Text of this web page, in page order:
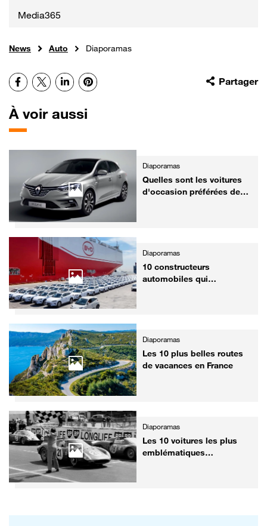
Media365
News Auto Diaporamas
Partager
Facebook
X LinkedInPinterest
À voir aussi
Diaporamas
Quelles sont les voitures
d'occasion préférées des
Diaporamas
10 constructeurs
automobiles qui
Diaporamas
Les 10 plus belles routes
de vacances en France
Diaporamas
Les 10 voitures les plus
emblématiques